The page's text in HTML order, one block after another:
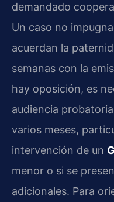
demandado
Un caso no
acuerdan la
semanas con la
hay oposición, es
audiencia
varios meses,
intervención de un
menor o si se
adicionales. Para